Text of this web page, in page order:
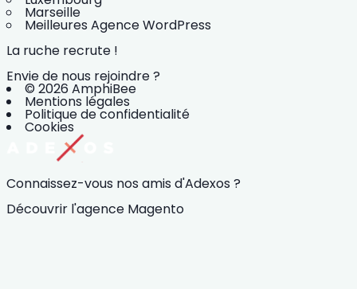
Marseille
Meilleures Agence WordPress
La ruche recrute !
Envie de nous rejoindre ?
© 2026 AmphiBee
Mentions légales
Politique de confidentialité
Cookies
Connaissez-vous nos amis d'Adexos ?
Découvrir l'agence Magento